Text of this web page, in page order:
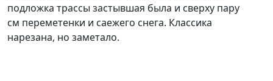
подложка трассы застывшая была и сверху пару
см переметенки и саежего снега. Классика
нарезана, но заметало.